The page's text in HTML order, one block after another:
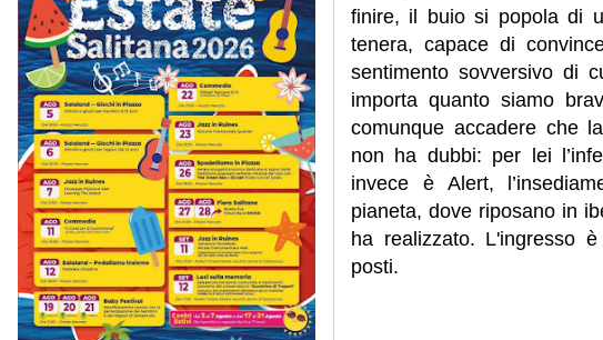
finire, il buio si popola di
tenera, capace di
sentimento sovversivo di
importa quanto siamo
comunque accadere che
non ha dubbi: per lei
invece è Alert,
pianeta, dove riposano in
ha realizzato. L'ingresso
posti.